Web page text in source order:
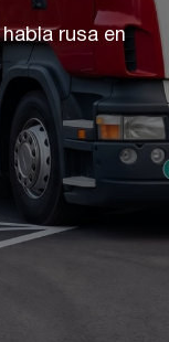
rusa en